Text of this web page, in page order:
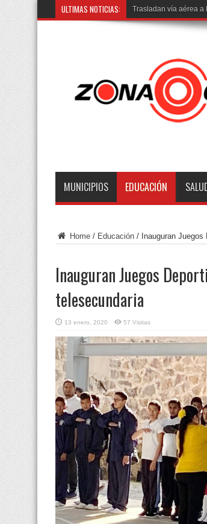
ULTIMAS NOTICIAS: Como se lo i
MUNICIPIOS EDUCACIÓN
Home / Educación / Inauguran
Inauguran Juegos
telesecundaria
13 enero, 2020 57 Visitas